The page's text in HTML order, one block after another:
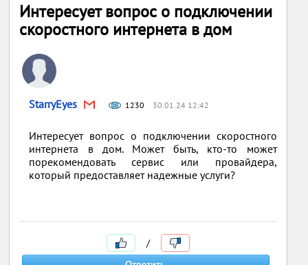
Интересует вопрос о подключении
скоростного интернета в дом
StarryEyes 1230 30.01.24 12:42
Интересует вопрос о подключении скоростного
интернета в дом. Может быть, кто-то может
порекомендовать сервис или провайдера,
который предоставляет надежные услуги?
/